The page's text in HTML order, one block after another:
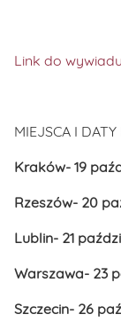
Link do
MIEJSCA I
Kraków- 19
Rzeszów- 20
Lublin- 21
Warszawa- 23
Szczecin- 26